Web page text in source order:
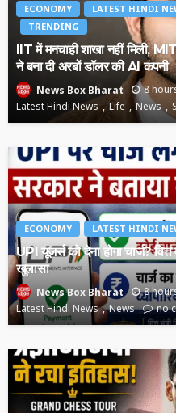
ECONOMY LATEST HINDI
TRENDING
IIT में मनचाही शाखा नहीं मिली,
ने बना दी अरबों डॉलर की AI कंपनी
News Box Bharat 8
Latest Hindi News
Life News
ECONOMY LATEST HINDI
UPI यूजर्स को देना होगा चार्ज?
खुलासा
News Box Bharat 8
Latest Hindi News
News no